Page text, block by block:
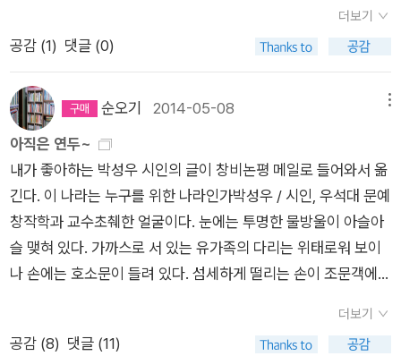
고 어깨 토닥이고 한숨 쉬고 손 잡아주고 눈물 글썽이고 쓸쓸해하
고 다시 미소 짓기를 반복'했다.​ ​9. 김선우 『내 따스한 유령들』 김
선우 시인에게선 언제나 사람 내음이 풀풀 난다. 우리가 우리 속
의 비루함들을 조금이나마 털어낼 길, 그 길을 시인은 '연대'로 보
는데, 그 연대를 이끄는 것이 대상을 향한 연민, 달리 말해 따스함
일 것이다. 스산해지는 가을날 김선우 시들을 만나 손이 뜨듯해졌
다.​ 한 티끌이 손잡아 일으킨한 티끌을 향해 ​살아줘서 고맙다 숨
결 불어넣는 풍경을 보게 되어 말할 수 없이 고마운 날 ​​10. 백은선
『도움받는 기분』 백은선 시인은 올해 처음 만났는데, 내년에 그의
발극'에 가깝다. 이 세상의 부정하고, 부당하고, 어이 없고, 그래서
슬프고 아픈 일들을 직접적으로 혹은 은유적으로 까발린다. 수록
개받은 중산층 가족의 파티에 가스를 데려간다. 그러니까 친구의
친구의 친구가 여는 파티에 가게 된 가스. 그는 파티 중에 슬그머
니 이층으로 올라가 방에 들어가 나오지 않는다. 거실 소파에 자
신의 휴대전화와 지갑 같은 일체의 것들을 두고. 집주인 리 부부
는 휴대전화를 통해 저 고등학교 시절 행사 때문에 잠깐 알게 된
여자에게 전화를 하고, 일이 점점 커져 전국의 TV와 라디오에 생
방송되는 지경에 이르렀는데, 거 참 재미있는 4차원 포스트 포스
트 모더니즘 소설. 근데 쫄지 마시라. 읽기 쉽고 재미있기까지 하
다. 6. 디노 부차티, <타타르인의 사막> 흠. 나만의 명작. 광막
지, 아니면 모든 독자가 나와 비슷한 감상문을 쓰고 있는지는 모
르겠다. 이탈리아 표 환상문학이라는데 그런 건 모르겠고, 내가
하 비가마늘쫑 뽑는 소리처럼 온다 「입하(立夏)」​ , 전문 농촌에
서 산다는 건 계절의 소리를 피부로 듣는다는 것이다. 얼핏 농부
의 삶, 시골의 모습이 가득한 시집처럼 여겨졌다. 평온이 지속되
는 일상. 그러나 그런 삶은 존재하지 않는다. 지지고 볶는 게 사는
일이라는 걸 우리는 잘 안다. 지지고 볶는 생에 이런 시도 함께 지
지고 볶는다. 볶은 시는 내가 되고, 볶은 시는 사랑이 된다. 바닥
을 보여줄 수 있는 사람, 그런 사람을 만나는 일, 좋은 시집을 읽
는 일과는 비교할 수 없는 축복이다. 누군가의 바닥을 보는 일상,
그 바닥에 내 바닥을 포갤 수 있는 일상, 바닥을 딛고 일어서는 괜
찮은 하루가 이어지겠지. 괜찮아, 바닥을 보여줘도 괜찮아나도
그대에게 바닥을 보여줄게, 악수우린 그렇게서로의 바닥을 위로
은, 그 결혼을 딸에게 강요하면 안되는 거다. 그때가 아니라 언제
라도, 지금이라도, 딸에게 엄마인 자신이 선택한 남자와의 결혼을
내 너무 짜증이 나서, 같이 보는 친구에게 '아 너무 짜증난다' 하고
귓속말도 했더랬다. 자기 삶이야 자기가 사는거니 알아서 할 일이
지만, 딸 삶을 이래라 저래라 자신이 정한 행복의 기준에 맞추는
거는 안되는거잖아... 그러지마, 수잔.그래서 수잔 캐릭터가 굉장
히 비호감이었다. 일전에 '제인 오스틴'의 소설 『엠마』를 읽으면
서, 엠마가 다른 사람들 막 엮어주려고 하고 그러는 거 보면서 너
무 비호감이라 짜증났었는데, 이 영화속의 수잔도 마찬가지. 그래
서 이 소설 읽고 싶었다가 안읽기로 결심했다. 세상에 읽을 책이
얼마나 많은데 비호감 캐릭터까지 찾아가며 읽고싶진 않아. 아,
정말 비호감이었다. 내가 딱 싫어하는 캐릭터.영화 카피에는 '제
단지 그걸 써내는 시간과 깜이 안되는 함량이 문제가 될 뿐.뭐 대
단한 거 한다고 가족들을 등한시할 수는 없는 노릇이기에..휴일은
걸 내가 읽었나?'싶어질 때 증거물처럼 확인할 요량으로.. 앞으로
5월말까지 성실하게 쓴다면 열개쯤은 더 쓰겠다. 장담할 수는 없
다..하지만 일종의 책임감 같은 것은 생긴다.왜냐하면..매일처럼
읽어주시는 분들이 계시기 때문이다.어떤 격려처럼, 어떤 응원처
럼..그렇게 느껴진 시선들에 감사한다. 이 연재를 마무리 하고 난
후, 다시 시작할지는 아직 잘 모르겠다. 아직 끝나지 않았으니까..
눈길 보태주시는 이웃님들께 감사하고 싶어..중언부언 말을 골라
본다.감사합니다.
만에 처가에 간다길이 어지간히 막혀처가 식구들조차 늦은 밥상
을 받는다딸애 봐주시는 장모님이네 살 딸애가 싼 오줌을 받아옥
상 스티로폼 상자에서 키웠다는쑥갓과 상추를 내놓으신다풋것이
하도 쌉싸래하고 달아어린것이 벌써 애비를 먹이는구나, 생각다
가한참 소똥 얘기를 늘어놓는데모두가 숟가락 내려놓고 내 입만
보고 있다.---------------------------------------------------
---------------내가 아주 쪼끄만 어린애였을 때, 내 유년의 대부
분을 들여다본 외할머니는 늘 묻곤 하셨다.현이는 커서 뭐가 되
련?요술사!요술사가 되면 뭘 하련?꽃이요~사탕이요~토끼요~
이렇게 만들어 낼꺼야.그게 좋으니?응. 그럼 할미는 거름으로 맨
들어주련?거름? 똥? 더러워.더럽긴 내 먹은거 나온건데 똥이 더
러우면 내가 더러운거다. 할미는 좋은 거름으로 만들어주려므나.
나는 요술사도 뭣도 되지 못했지만 TV에 농촌이 보이면, 농부의
더보기
공감 (1) 댓글 (0)
순오기 2014-05-08
아직은 연두~
내가 좋아하는 박성우 시인의 글이 창비논평 메일로 들어와서 옮
긴다. 이 나라는 누구를 위한 나라인가박성우 / 시인, 우석대 문예
창작학과 교수초췌한 얼굴이다. 눈에는 투명한 물방울이 아슬아
슬 맺혀 있다. 가까스로 서 있는 유가족의 다리는 위태로워 보이
나 손에는 호소문이 들려 있다. 섬세하게 떨리는 손이 조문객에
가렸다. 앙다문 입을 가린 흰 마스크가 흘러내리는 물을 빨아들인
다. 콧잔등을 타고 흘러내린 물은 분명 피눈물이나, 핏기 없는 낯
더보기
공감 (8) 댓글 (11)